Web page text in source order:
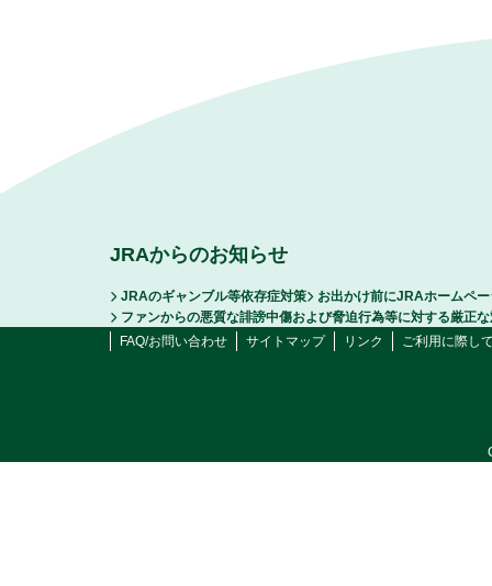
JRAからのお知らせ
JRAのギャンブル等依存症対策
お出かけ前にJRAホームペ
ファンからの悪質な誹謗中傷および脅迫行為等に対する厳正
FAQ/お問い合わせ
サイトマップ リンク ご利用に際し